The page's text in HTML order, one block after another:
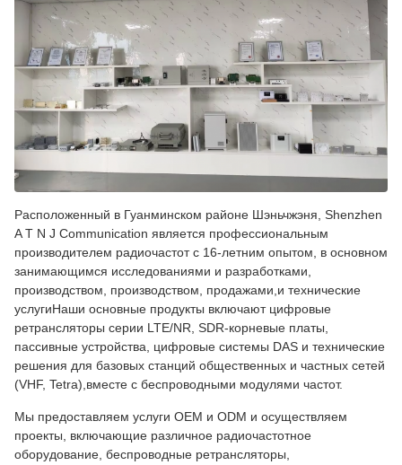
Расположенный в Гуанминском районе Шэньчжэня, Shenzhen
A T N J Communication является профессиональным
производителем радиочастот с 16-летним опытом, в основном
занимающимся исследованиями и разработками,
производством, производством, продажами,и технические
услугиНаши основные продукты включают цифровые
ретрансляторы серии LTE/NR, SDR-корневые платы,
пассивные устройства, цифровые системы DAS и технические
решения для базовых станций общественных и частных сетей
(VHF, Tetra),вместе с беспроводными модулями частот.
Мы предоставляем услуги OEM и ODM и осуществляем
проекты, включающие различное радиочастотное
оборудование, беспроводные ретрансляторы,